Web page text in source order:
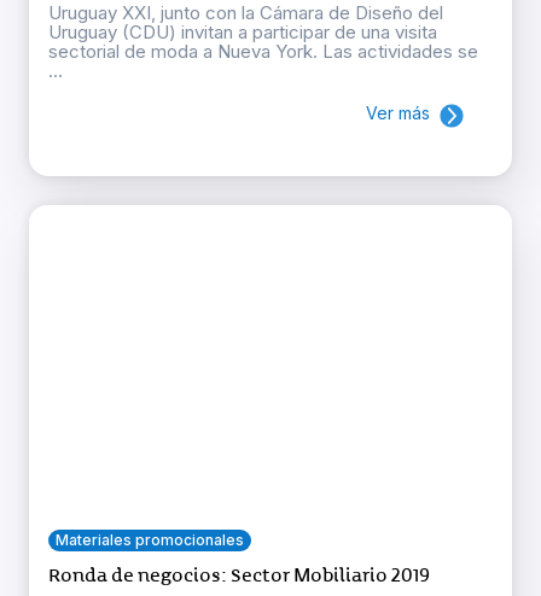
Uruguay XXI, junto con la Cámara de Diseño del
Uruguay (CDU) invitan a participar de una visita
sectorial de moda a Nueva York. Las actividades se
...
Ver más
Materiales promocionales
Ronda de negocios: Sector Mobiliario 2019